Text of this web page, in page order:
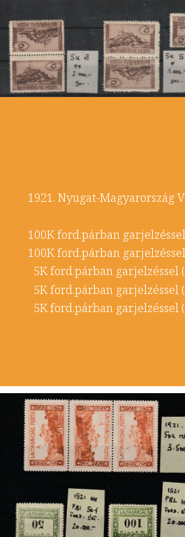
1921. Nyugat-Magyarország
100K ford.párban
100K ford.párban
5K ford.párban
5K ford.párban
5K ford.párban